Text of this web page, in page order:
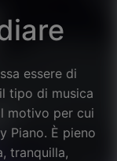
essere di
tipo di musica
motivo per cui
Piano. È pieno
tranquilla,